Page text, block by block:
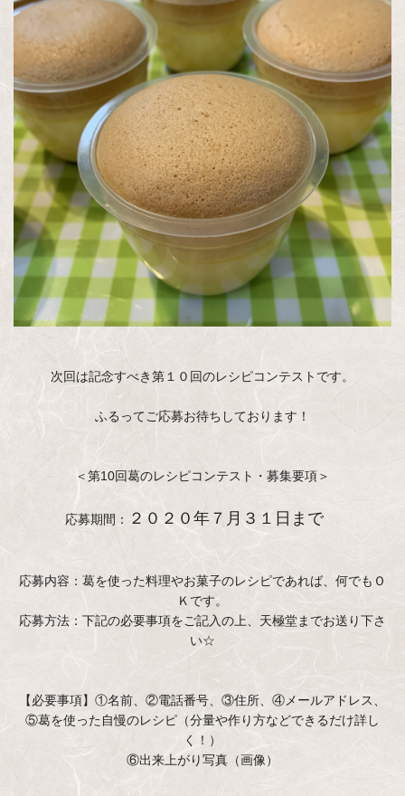
次回は記念すべき第１０回のレシピコンテストです。
ふるってご応募お待ちしております！
＜第10回葛のレシピコンテスト・募集要項＞
応募期間： ２０２０年７月３１日まで
応募内容：葛を使った料理やお菓子のレシピであれば、何でもＯ
Ｋです。
応募方法：下記の必要事項をご記入の上、天極堂までお送り下さ
い☆
【必要事項】①名前、②電話番号、③住所、④メールアドレス、
⑤葛を使った自慢のレシピ（分量や作り方などできるだけ詳し
く！）
⑥出来上がり写真（画像）